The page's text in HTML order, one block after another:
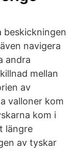
beskickningen
navigera
andra
mellan
av
valloner kom
kom i
längre
av tyskar